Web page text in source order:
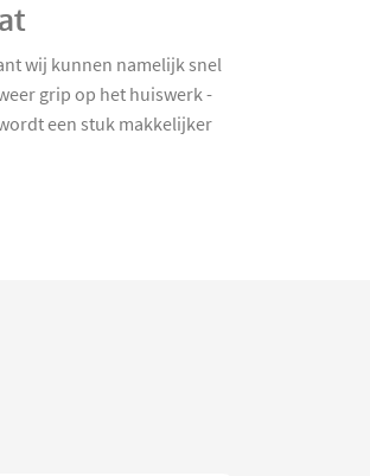
wij kunnen namelijk snel
grip op het huiswerk -
een stuk makkelijker